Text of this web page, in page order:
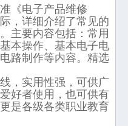
《电子产品维修
，详细介绍了常见的
主要内容包括：常用
本操作、基本电子电
路制作等内容。精选
，实用性强，可供广
好者使用，也可供有
是各级各类职业教育